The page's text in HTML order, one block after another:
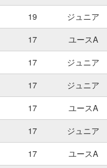
19
ジュニア
17
ユースA
17
ジュニア
17
ジュニア
17
ユースA
17
ジュニア
17
ユースA